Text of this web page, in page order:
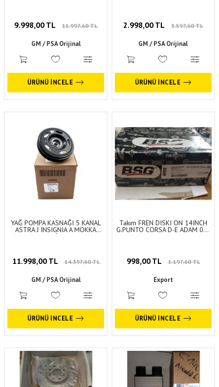
9.998,00 TL 11.997,60 TL
GM / PSA Orijinal
ÜRÜNÜ İNCELE
2.998,00 TL 3.597,60 TL
GM / PSA Orijinal
ÜRÜNÜ İNCELE
YAĞ POMPA KASNAĞI 5 KANAL
ASTRA J INSIGNIA A MOKKA
CORSA E MERİVA B A14NET
11.998,00 TL 14.397,60 TL
GM / PSA Orijinal
ÜRÜNÜ İNCELE
Takım FREN DISKI ON 14INCH
G.PUNTO CORSA D-E ADAM 05-
998,00 TL 1.197,60 TL
Export
ÜRÜNÜ İNCELE